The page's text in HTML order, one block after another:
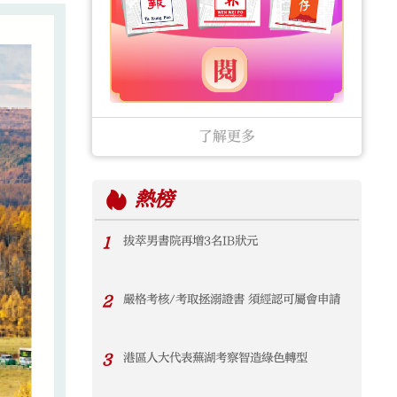
了解更多
熱榜
1 拔萃男書院再增3名IB狀元
2 嚴格考核/考取拯溺證書 須經認可屬會申請
3 港區人大代表蕪湖考察智造綠色轉型